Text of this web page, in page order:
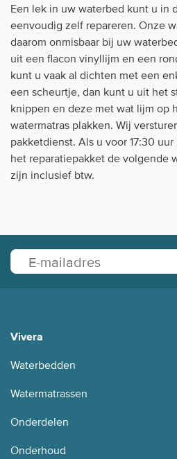
Een lek in uw waterbed kunt u in
eenvoudig zelf repareren. Onze
daarom onmisbaar bij uw
uit een flacon vinyllijm en een
kunt u vaak al dichten met een
een scheurtje, dan kunt u uit het
knippen en deze met wat lijm op
watermatras plakken. Wij
pakketdienst. Als u voor 17:30
het reparatiepakket de volgende
zijn inclusief btw.
Vivera
Waterbedden
Watermatrassen
Onderdelen
Onderhoud